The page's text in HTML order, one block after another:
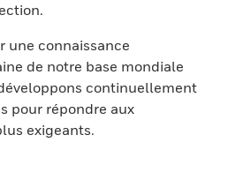
une connaissance
de notre base mondiale
continuellement
pour répondre aux
exigeants.